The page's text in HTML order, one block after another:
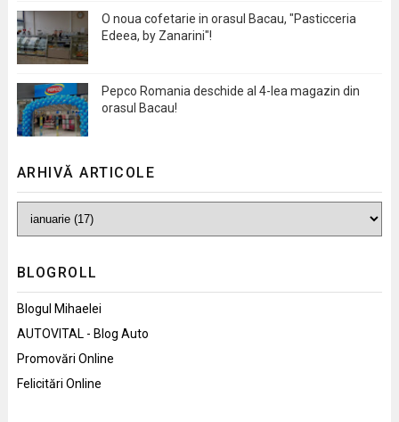
O noua cofetarie in orasul Bacau, "Pasticceria
Edeea, by Zanarini"!
Pepco Romania deschide al 4-lea magazin din
orasul Bacau!
ARHIVĂ ARTICOLE
BLOGROLL
Blogul Mihaelei
AUTOVITAL - Blog Auto
Promovări Online
Felicitări Online